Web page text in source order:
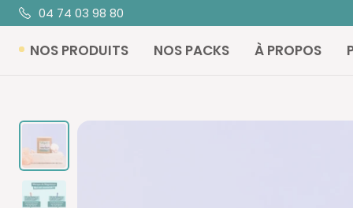
Passer
au
contenu
04 74 03 98 80
NOS PRODUITS NOS PACKS À PROPOS